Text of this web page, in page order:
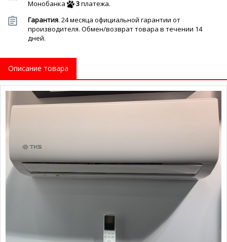
Монобанка
3платежа.
Гарантия. 24 месяца официальной гарантии от
производителя. Обмен/возврат товара в течении 14
дней.
Описание товара